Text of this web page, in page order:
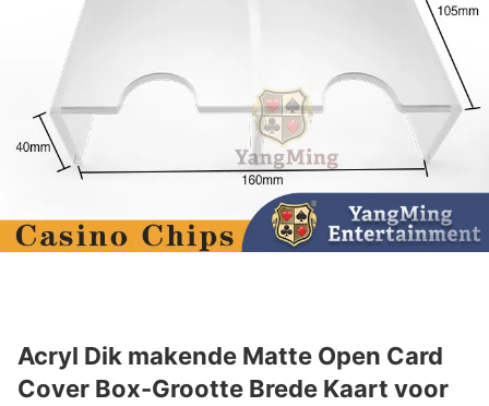
Acryl Dik makende Matte Open Card
Cover Box-Grootte Brede Kaart voor